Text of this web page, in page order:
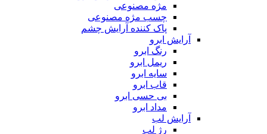
مژه مصنوعی
چسب مژه مصنوعی
پاک کننده آرایش چشم
آرایش ابرو
رنگ ابرو
ریمل ابرو
سایه ابرو
قاب ابرو
بی حسی ابرو
مداد ابرو
آرایش لب
رژ لب